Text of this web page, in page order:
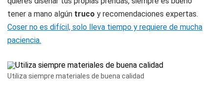
tener a mano algún truco y recomendaciones expertas.
Coser no es difícil, solo lleva tiempo y requiere de mucha
paciencia.
Utiliza siempre materiales de buena calidad